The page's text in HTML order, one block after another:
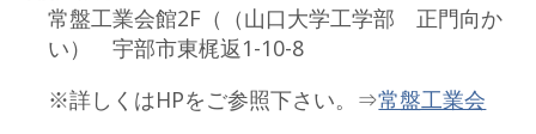
常盤工業会館2F（（山口大学工学部 正門向か
い） 宇部市東梶返1-10-8
※詳しくはHPをご参照下さい。⇒常盤工業会